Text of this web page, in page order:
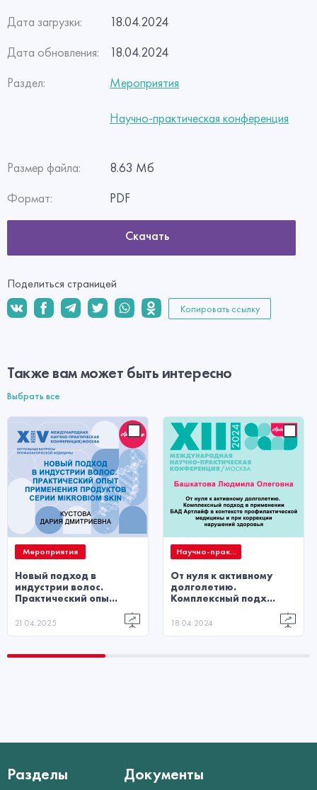
Дата загрузки:
18.04.2024
Дата обновления:
18.04.2024
Раздел:
Мероприятия
Научно-практическая конференция
Размер файла:
8.63 Мб
Формат:
PDF
Скачать
Поделиться страницей
Копировать ссылку
Также вам может быть интересно
Выбрать все
Мероприятия
Новый подход в
индустрии волос.
Практический опы...
21.04.2025
Научно-прак...
От нуля к активному
долголетию.
Комплексный подх...
18.04.2024
Разделы Документы